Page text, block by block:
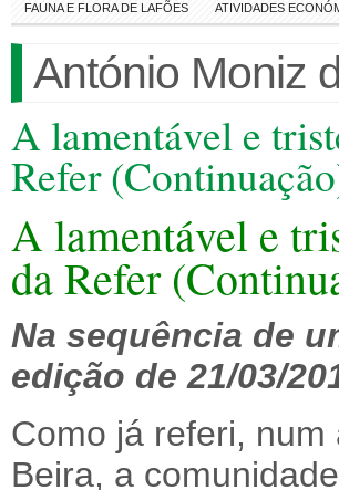
FAUNA E FLORA DE LAFÕES ATIVIDADES
António Moniz
A lamentável e
Refer
A lamentável e
da Refer
Na sequência de
edição de 21/03/
Como já referi,
Beira, a